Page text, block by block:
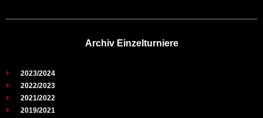
Archiv Einzelturniere
2023/2024
2022/2023
2021/2022
2019/2021